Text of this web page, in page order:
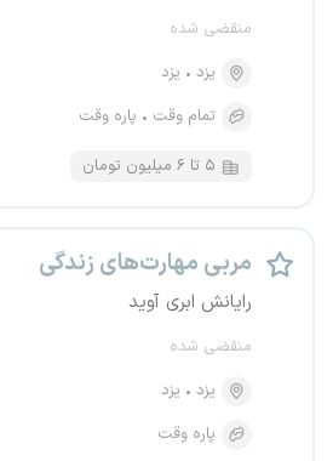
منقضی شده
یزد
یزد
تمام وقت
پاره وقت
۵ تا ۶ میلیون تومان
مربی مهارت‌های زندگی
رایانش ابری آوید
منقضی شده
یزد
یزد
پاره وقت